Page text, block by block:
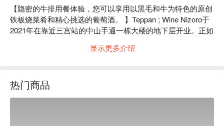
【隐密的牛排用餐体验，您可以享用以黑毛和牛为特色的原创
铁板烧菜肴和精心挑选的葡萄酒。 】Teppan ; Wine Nizoro于
2021年在靠近三宫站的中山手通一栋大楼的地下层开业。正如
食材（例如来自日本的优质黑毛和牛的红肉）烹制的铁板烧，
10个座位的秘密空间。您可以与爱人一边品尝美酒，一边度过
美好的时光。使用被称为牛肉女王的菲力牛排和像牛心牛排这
显示更多介绍
热门商品